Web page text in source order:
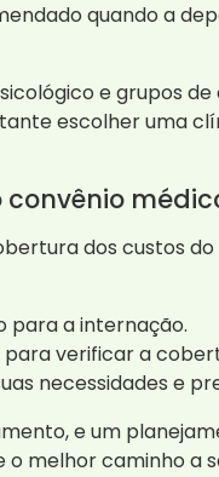
quando a
e grupos
escolher uma
dos custos
para a internação.
verificar a
necessidades e
e um
melhor caminho a